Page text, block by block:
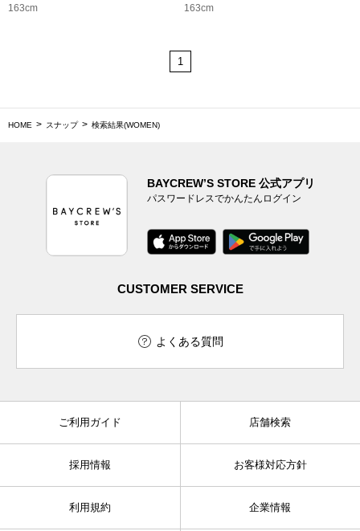
163cm
163cm
1
HOME スナップ 検索結果(WOMEN)
BAYCREW’S STORE 公式アプリ
パスワードレスでかんたんログイン
CUSTOMER SERVICE
よくある質問
ご利用ガイド 店舗検索
採用情報 お客様対応方針
利用規約 企業情報